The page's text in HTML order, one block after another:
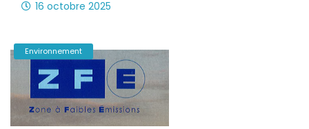
16 octobre 2025
Environnement